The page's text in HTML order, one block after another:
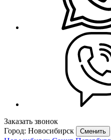
Заказать звонок
Город: Новосибирск
Сменить